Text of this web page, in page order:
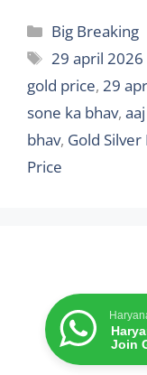
Categories
Big Breaking
Tags
29 april 2026
gold price, 29
sone ka bhav,
bhav, Gold
Price
Join